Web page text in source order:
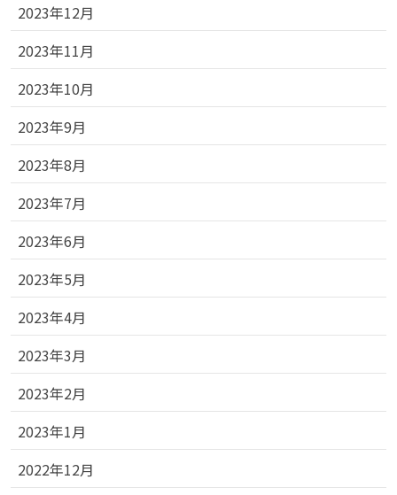
2023年12月
2023年11月
2023年10月
2023年9月
2023年8月
2023年7月
2023年6月
2023年5月
2023年4月
2023年3月
2023年2月
2023年1月
2022年12月